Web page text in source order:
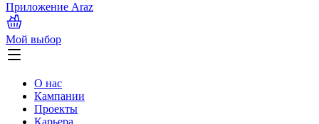
Приложение Araz
Мой выбор
О нас
Кампании
Проекты
Карьера